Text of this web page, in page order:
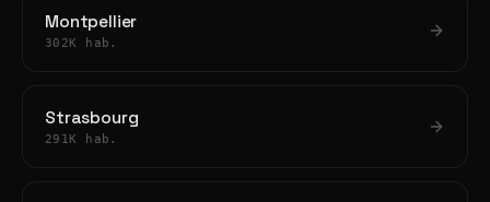
Montpellier
302K hab.
Strasbourg
291K hab.